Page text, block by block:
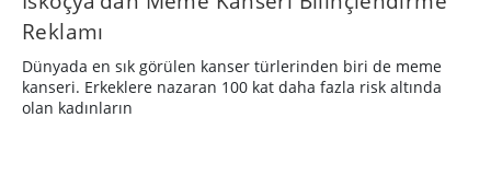
Reklamı
Dünyada en sık görülen kanser türlerinden biri de meme
kanseri. Erkeklere nazaran 100 kat daha fazla risk altında
olan kadınların